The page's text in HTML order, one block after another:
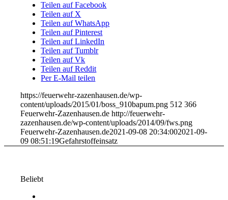
Teilen auf Facebook
Teilen auf X
Teilen auf WhatsApp
Teilen auf Pinterest
Teilen auf LinkedIn
Teilen auf Tumblr
Teilen auf Vk
Teilen auf Reddit
Per E-Mail teilen
https://feuerwehr-zazenhausen.de/wp-
content/uploads/2015/01/boss_910bapum.png 512 366
Feuerwehr-Zazenhausen.de http://feuerwehr-
zazenhausen.de/wp-content/uploads/2014/09/fws.png
Feuerwehr-Zazenhausen.de2021-09-08 20:34:002021-09-
09 08:51:19Gefahrstoffeinsatz
Beliebt